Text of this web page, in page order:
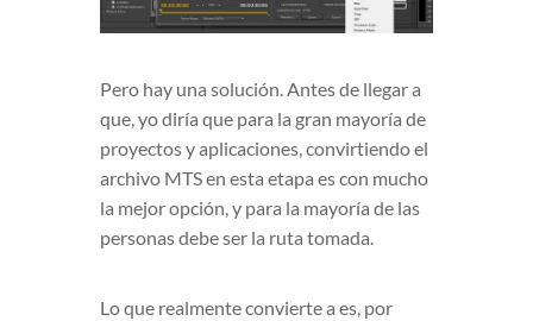
Pero hay una solución. Antes de llegar a
que, yo diría que para la gran mayoría de
proyectos y aplicaciones, convirtiendo el
archivo MTS en esta etapa es con mucho
la mejor opción, y para la mayoría de las
personas debe ser la ruta tomada.
Lo que realmente convierte a es, por